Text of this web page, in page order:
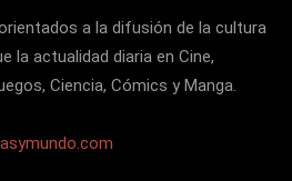
a la difusión de la cultura
la actualidad diaria en Cine,
Ciencia, Cómics y Manga.